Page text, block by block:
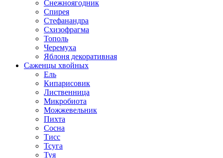
Снежноягодник
Спирея
Стефанандра
Схизофрагма
Тополь
Черемуха
Яблоня декоративная
Саженцы хвойных
Ель
Кипарисовик
Лиственница
Микробиота
Можжевельник
Пихта
Сосна
Тисс
Тсуга
Туя